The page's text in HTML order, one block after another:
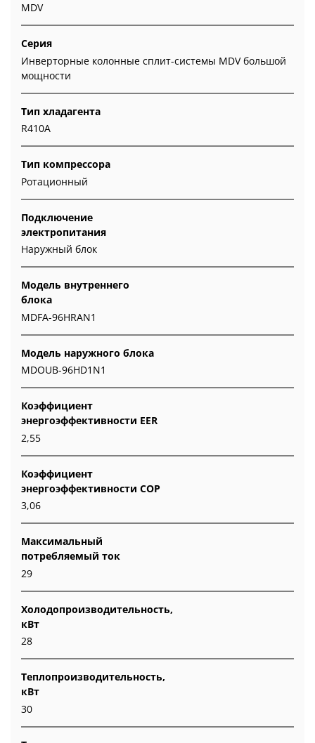
MDV
Серия
Инверторные колонные сплит-системы MDV большой
мощности
Тип хладагента
R410A
Тип компрессора
Ротационный
Подключение
электропитания
Наружный блок
Модель внутреннего
блока
MDFA-96HRAN1
Модель наружного блока
MDOUB-96HD1N1
Коэффициент
энергоэффективности EER
2,55
Коэффициент
энергоэффективности COP
3,06
Максимальный
потребляемый ток
29
Холодопроизводительность,
кВт
28
Теплопроизводительность,
кВт
30